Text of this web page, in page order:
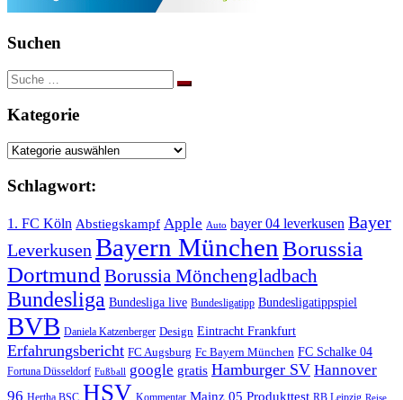
Suchen
Suche
nach:
Kategorie
Kategorie
Schlagwort:
1. FC Köln Abstiegskampf Apple Auto bayer 04 leverkusen Bayer
Leverkusen Bayern München Borussia
Dortmund Borussia Mönchengladbach
Bundesliga Bundesliga live Bundesligatipp Bundesligatippspiel
BVB Daniela Katzenberger Design Eintracht Frankfurt
Erfahrungsbericht FC Augsburg Fc Bayern München FC Schalke 04
Fortuna Düsseldorf Fußball google gratis Hamburger SV Hannover
96 Hertha BSC HSV Kommentar Mainz 05 Produkttest RB Leipzig Reise